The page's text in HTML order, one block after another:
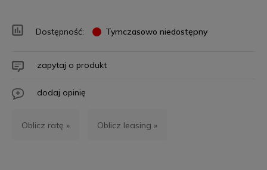
Dostępność: Tymczasowo niedostępny
zapytaj o produkt
dodaj opinię
Oblicz ratę » Oblicz leasing »